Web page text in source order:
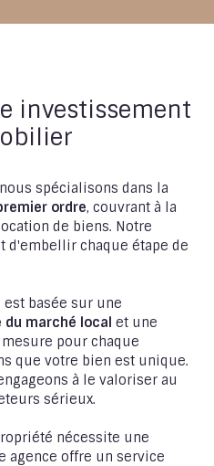
investissement
nous spécialisons dans la
ordre, couvrant à la
de biens. Notre
chaque étape de
basée sur une
marché local et une
pour chaque
que votre bien est unique.
à le valoriser au
sérieux.
nécessite une
agence offre un service